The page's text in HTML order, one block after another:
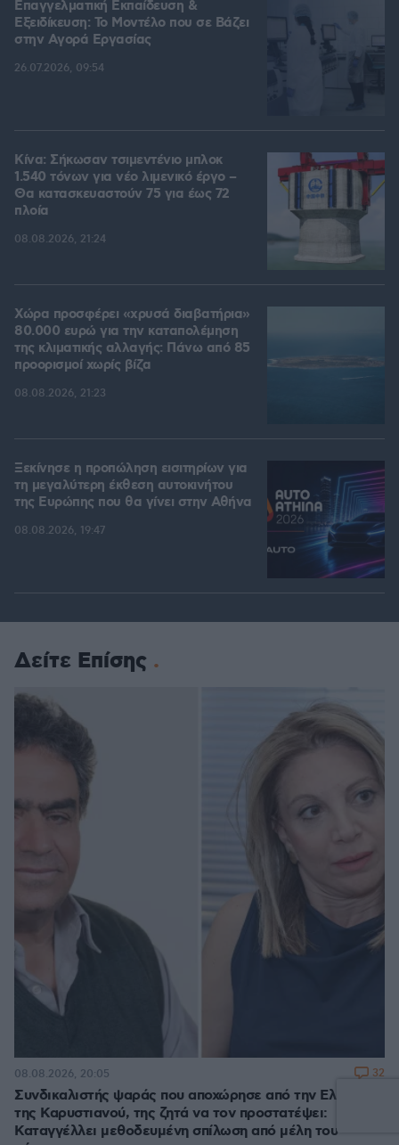
Επαγγελματική Εκπαίδευση &
Εξειδίκευση: Το Mοντέλο που σε Bάζει
στην Aγορά Eργασίας
26.07.2026, 09:54
Κίνα: Σήκωσαν τσιμεντένιο μπλοκ
1.540 τόνων για νέο λιμενικό έργο –
Θα κατασκευαστούν 75 για έως 72
πλοία
08.08.2026, 21:24
Χώρα προσφέρει «χρυσά διαβατήρια»
80.000 ευρώ για την καταπολέμηση
της κλιματικής αλλαγής: Πάνω από 85
προορισμοί χωρίς βίζα
08.08.2026, 21:23
Ξεκίνησε η προπώληση εισιτηρίων για
τη μεγαλύτερη έκθεση αυτοκινήτου
της Ευρώπης που θα γίνει στην Αθήνα
08.08.2026, 19:47
Δείτε Επίσης
Συνδικαλιστής ψαράς που αποχώρησε από την Ελπίδα
της Καρυστιανού, της ζητά να τον προστατέψει:
Καταγγέλλει μεθοδευμένη σπίλωση από μέλη του
08.08.2026, 20:05 32